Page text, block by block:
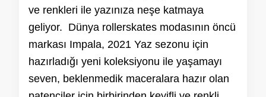
ve renkleri ile yazınıza neşe katmaya
geliyor. Dünya rollerskates modasının öncü
markası Impala, 2021 Yaz sezonu için
hazırladığı yeni koleksiyonu ile yaşamayı
seven, beklenmedik maceralara hazır olan